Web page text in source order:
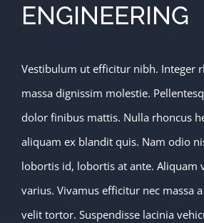
ENGINEERING
Vestibulum ut efficitur nibh. Integer
massa dignissim molestie.
dolor finibus mattis. Nulla rhoncus
aliquam ex blandit quis. Nam odio
lobortis id, lobortis at ante. Aliquam
varius. Vivamus efficitur nec massa
velit tortor. Suspendisse lacinia